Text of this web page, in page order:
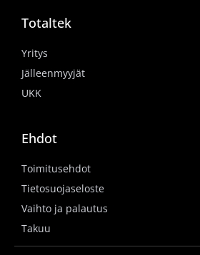
Totaltek
Yritys
Jälleenmyyjät
UKK
Ehdot
Toimitusehdot
Tietosuojaseloste
Vaihto ja palautus
Takuu